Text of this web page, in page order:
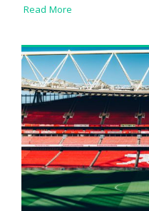
Read More